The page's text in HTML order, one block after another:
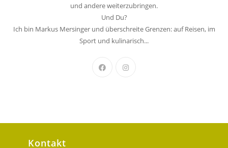
und andere weiterzubringen.
Und Du?
Ich bin Markus Mersinger und überschreite Grenzen: auf Reisen, im
Sport und kulinarisch...
Kontakt